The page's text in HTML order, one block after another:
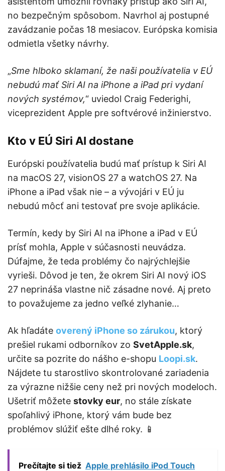
no bezpečným spôsobom. Navrhol aj postupné
zavádzanie počas 18 mesiacov. Európska komisia
odmietla všetky návrhy.
„Sme hlboko sklamaní, že naši používatelia v EÚ
nebudú mať Siri AI na iPhone a iPad pri vydaní
nových systémov,“ uviedol Craig Federighi,
viceprezident Apple pre softvérové inžinierstvo.
Kto v EÚ Siri AI dostane
Európski používatelia budú mať prístup k Siri AI
na macOS 27, visionOS 27 a watchOS 27. Na
iPhone a iPad však nie – a vývojári v EÚ ju
nebudú môcť ani testovať pre svoje aplikácie.
Termín, kedy by Siri AI na iPhone a iPad v EÚ
prísť mohla, Apple v súčasnosti neuvádza.
Dúfajme, že teda problémy čo najrýchlejšie
vyrieši. Dôvod je ten, že okrem Siri AI nový iOS
27 neprináša vlastne nič zásadne nové. Aj preto
to považujeme za jedno veľké zlyhanie…
Ak hľadáte overený iPhone so zárukou, ktorý
prešiel rukami odborníkov zo SvetApple.sk,
určite sa pozrite do nášho e-shopu Loopi.sk.
Nájdete tu starostlivo skontrolované zariadenia
za výrazne nižšie ceny než pri nových modeloch.
Ušetriť môžete stovky eur, no stále získate
spoľahlivý iPhone, ktorý vám bude bez
problémov slúžiť ešte dlhé roky. 📱
Prečítajte si tiež Apple prehlásilo iPod Touch